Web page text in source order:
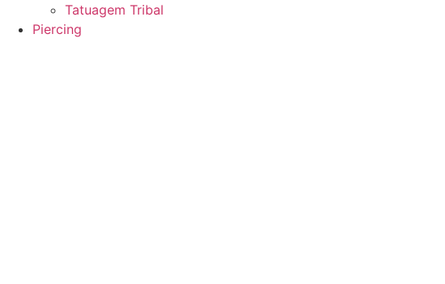
Tatuagem Tribal
Piercing